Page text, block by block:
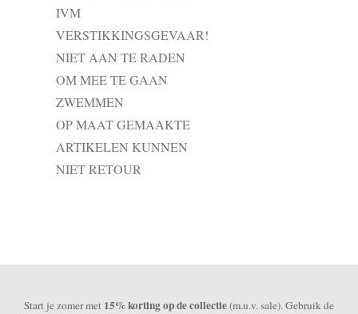
IVM
VERSTIKKINGSGEVAAR!
NIET AAN TE RADEN
OM MEE TE GAAN
ZWEMMEN
OP MAAT GEMAAKTE
ARTIKELEN KUNNEN
NIET RETOUR
Start je zomer met 15% korting op de collectie(m.u.v. sale). Gebruik de